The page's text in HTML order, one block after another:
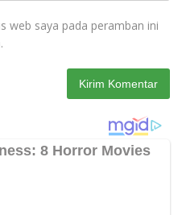
web saya pada peramban ini